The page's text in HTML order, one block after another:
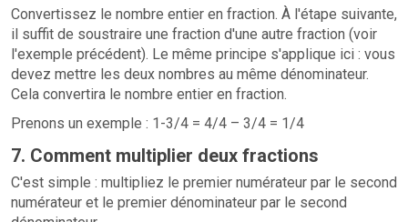
Convertissez le nombre entier en fraction. À l'étape suivante,
il suffit de soustraire une fraction d'une autre fraction (voir
l'exemple précédent). Le même principe s'applique ici : vous
devez mettre les deux nombres au même dénominateur.
Cela convertira le nombre entier en fraction.
Prenons un exemple : 1-3/4 = 4/4 – 3/4 = 1/4
7. Comment multiplier deux fractions
C'est simple : multipliez le premier numérateur par le second
numérateur et le premier dénominateur par le second